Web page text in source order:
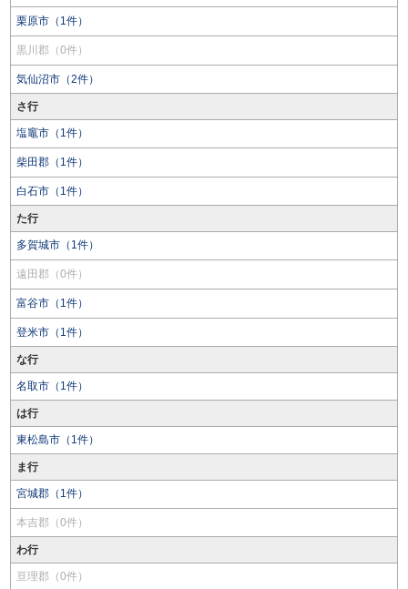
栗原市（1件）
黒川郡（0件）
気仙沼市（2件）
さ行
塩竈市（1件）
柴田郡（1件）
白石市（1件）
た行
多賀城市（1件）
遠田郡（0件）
富谷市（1件）
登米市（1件）
な行
名取市（1件）
は行
東松島市（1件）
ま行
宮城郡（1件）
本吉郡（0件）
わ行
亘理郡（0件）